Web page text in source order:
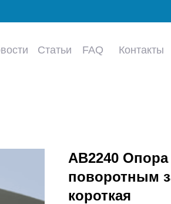
Статьи FAQ Контакты
AB2240
поворотным
короткая